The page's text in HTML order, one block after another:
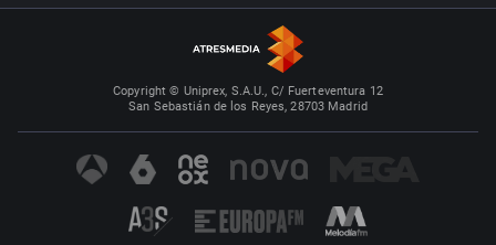
Copyright © Uniprex, S.A.U., C/ Fuerteventura 12
San Sebastián de los Reyes, 28703 Madrid